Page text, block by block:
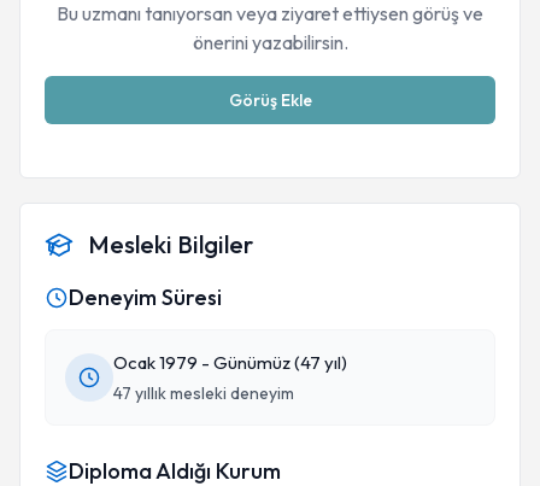
Bu uzmanı tanıyorsan veya ziyaret ettiysen görüş ve
önerini yazabilirsin.
Görüş Ekle
Mesleki Bilgiler
Deneyim Süresi
Ocak 1979 - Günümüz (47 yıl)
47 yıllık mesleki deneyim
Diploma Aldığı Kurum